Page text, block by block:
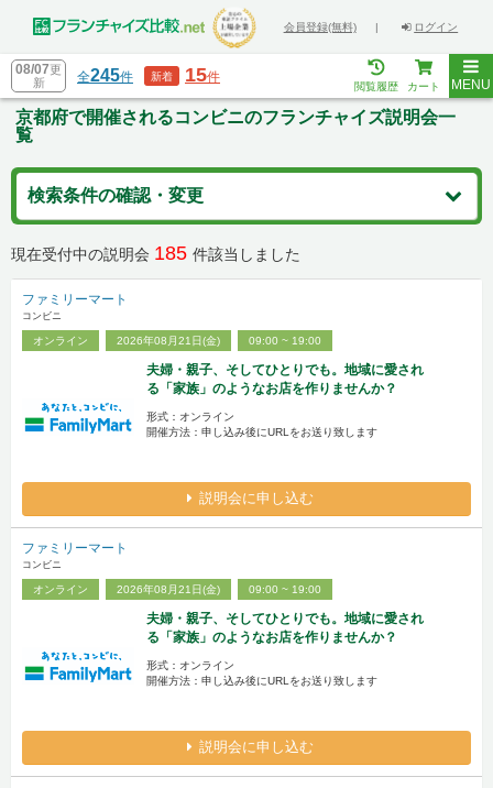
会員登録(無料) | ログイン
08/07更
新
全245件 新着 15件
閲覧履歴 カート MENU
京都府で開催されるコンビニのフランチャイズ説明会一
覧
検索条件の確認・変更
現在受付中の説明会 185 件該当しました
ファミリーマート
コンビニ
オンライン 2026年08月21日(金) 09:00 ~ 19:00
夫婦・親子、そしてひとりでも。地域に愛され
る「家族」のようなお店を作りませんか？
形式：オンライン
開催方法：申し込み後にURLをお送り致します
説明会に申し込む
ファミリーマート
コンビニ
オンライン 2026年08月21日(金) 09:00 ~ 19:00
夫婦・親子、そしてひとりでも。地域に愛され
る「家族」のようなお店を作りませんか？
形式：オンライン
開催方法：申し込み後にURLをお送り致します
説明会に申し込む